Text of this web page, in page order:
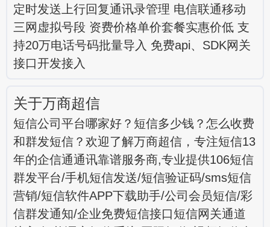
定时发送上行回复通讯录管理 电信联通移动
三网虚拟号段 资费价格单价套餐实惠价低 支
持20万电话号码批量导入 免费api、SDK网关
接口开发接入
关于万商超信
短信公司平台哪家好？短信多少钱？怎么收费
和群发短信？欢迎了解万商超信，专注短信13
年的企信通通讯靠谱服务商,专业提供106短信
群发平台/手机短信发送/短信验证码/sms短信
营销/短信软件APP下载助手/公司会员短信/彩
信群发通知/企业免费短信接口短信网关通道